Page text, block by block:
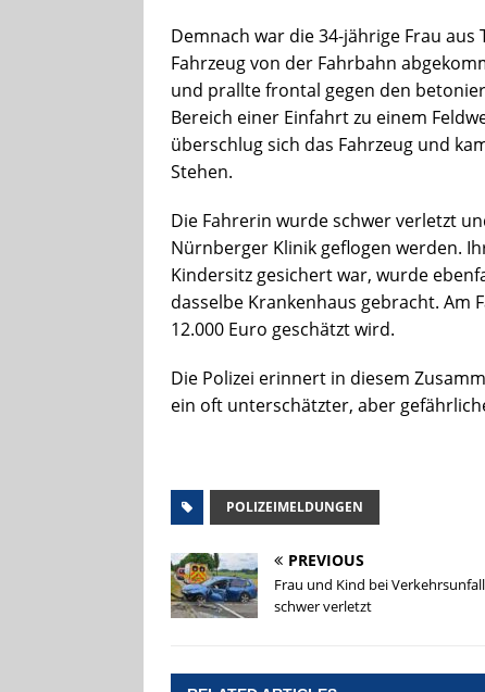
Demnach war die 34-jährige Frau
Fahrzeug von der Fahrbahn
und prallte frontal gegen den
Bereich einer Einfahrt zu einem
überschlug sich das Fahrzeug und
Stehen.
Die Fahrerin wurde schwer verletzt
Nürnberger Klinik geflogen werden.
Kindersitz gesichert war, wurde
dasselbe Krankenhaus gebracht. Am
12.000 Euro geschätzt wird.
Die Polizei erinnert in diesem
ein oft unterschätzter, aber
POLIZEIMELDUNGEN
PREVIOUS
Frau und Kind bei Verkehrsunfall
schwer verletzt